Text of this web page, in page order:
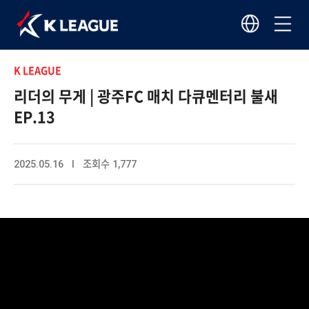
K LEAGUE
리더의 무게 | 광주FC 매치 다큐멘터리 불새
EP.13
2025.05.16 I 조회수 1,777